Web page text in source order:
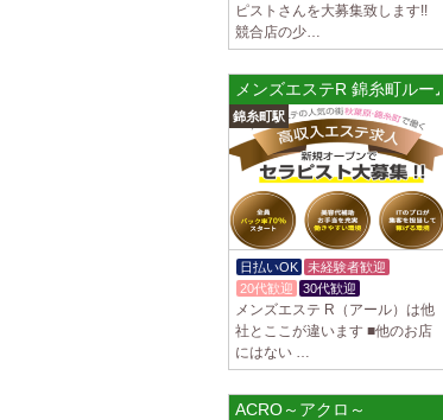
ピストさんを大募集致します!!
競合店の少…
メンズエステR 錦糸町ルーム
錦糸町駅
日払いOK
未経験者歓迎
20代歓迎
30代歓迎
メンズエステ R（アール）は他
社とここが違います ■他のお店
にはない …
ACRO～アクロ～